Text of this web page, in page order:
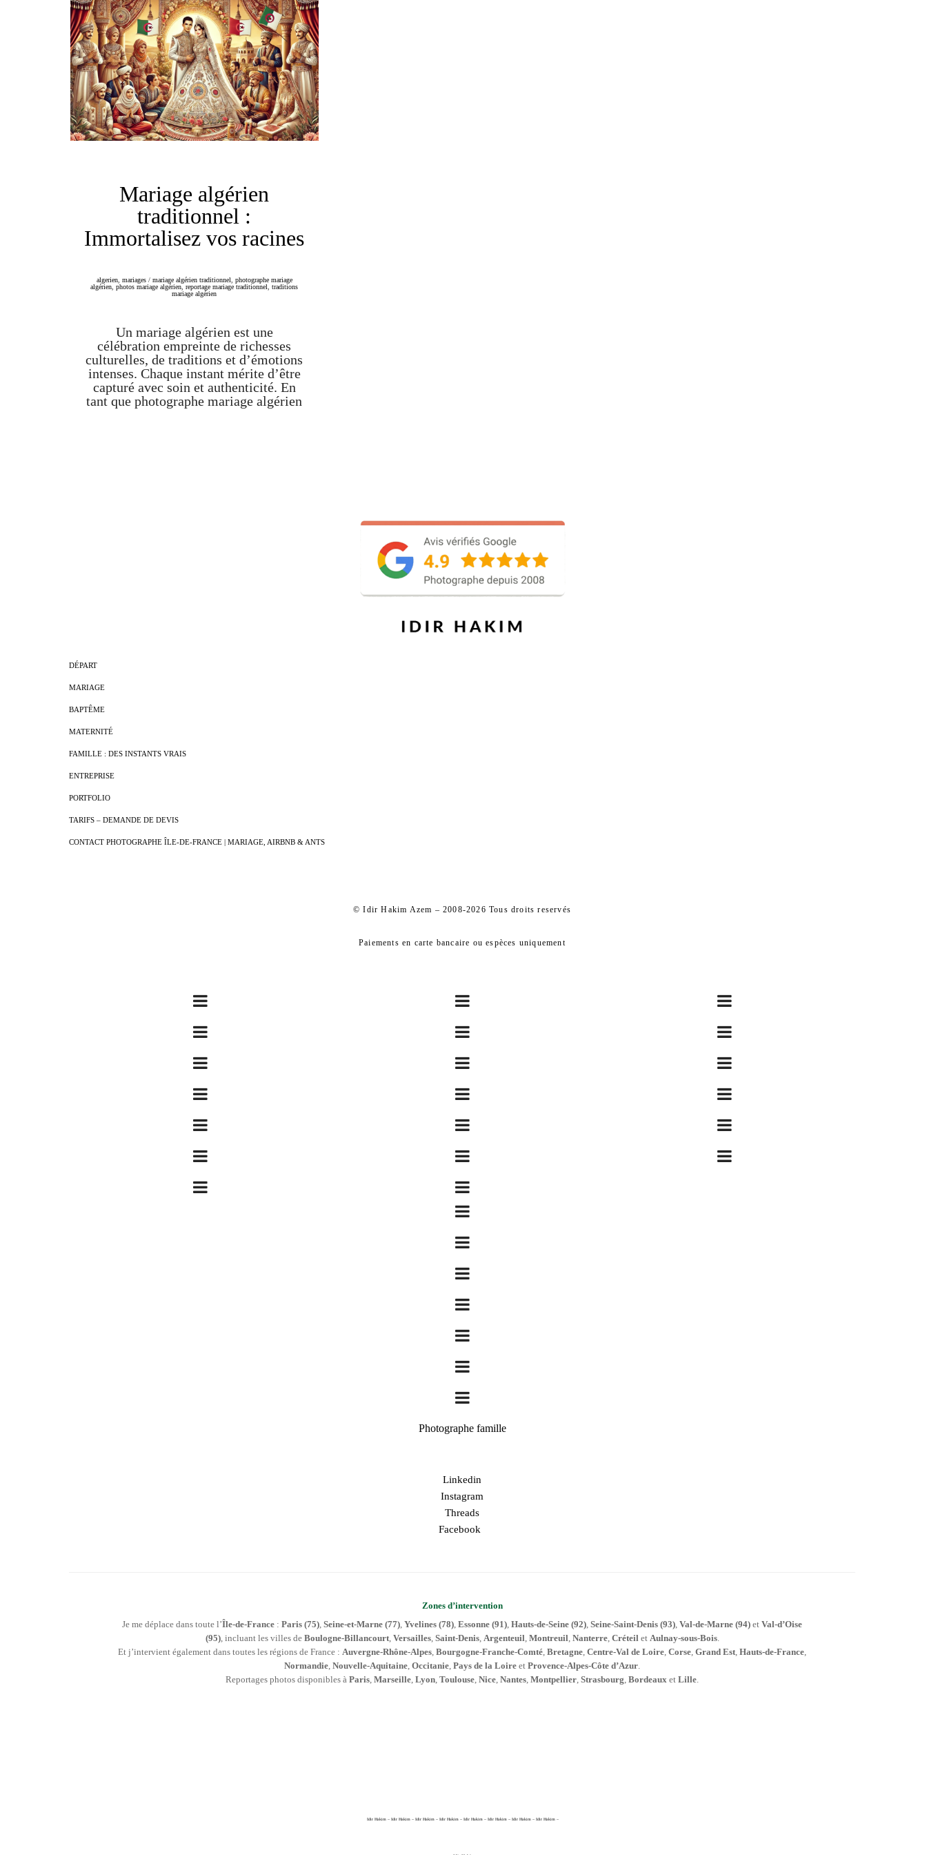
Mariage algérien
traditionnel :
Immortalisez vos racines
algerien, mariages / mariage algérien traditionnel
photographe mariage
algérien ,photos mariage algérien ,reportage mariage traditionnel ,traditions
mariage algérien
Un mariage algérien est une
célébration empreinte de richesses
culturelles, de traditions et d’émotions
intenses. Chaque instant mérite d’être
capturé avec soin et authenticité. En
tant que photographe mariage algérien
DÉPART
MARIAGE
BAPTÊME
MATERNITÉ
FAMILLE : DES INSTANTS VRAIS
ENTREPRISE
PORTFOLIO
TARIFS – DEMANDE DE DEVIS
CONTACT PHOTOGRAPHE ÎLE-DE-FRANCE | MARIAGE, AIRBNB & ANTS
© Idir Hakim Azem – 2008-2026 Tous droits reservés
Paiements en carte bancaire ou espèces uniquement
Photographe famille
Linkedin
Instagram
Threads
Facebook
Zones d’intervention
Je me déplace dans toute l’Île-de-France : Paris (75), Seine-et-Marne (77), Yvelines (78), Essonne (91), Hauts-de-Seine (92), Seine-Saint-Denis (93), Val-de-Marne (94) et Val-d’Oise
(95), incluant les villes de Boulogne-Billancourt, Versailles, Saint-Denis, Argenteuil, Montreuil, Nanterre, Créteilet Aulnay-sous-Bois.
Et j’intervient également dans toutes les régions de France : Auvergne-Rhône-Alpes, Bourgogne-Franche-Comté, Bretagne, Centre-Val de Loire, Corse, Grand Est, Hauts-de-France,
Normandie, Nouvelle-Aquitaine, Occitanie, Pays de la Loire et Provence-Alpes-Côte d’Azur.
Reportages photos disponibles à Paris, Marseille, Lyon, Toulouse, Nice, Nantes, Montpellier, Strasbourg, Bordeaux et Lille.
Idir Hakim – Idir Hakim – Idir Hakim – Idir Hakim – Idir Hakim – Idir Hakim – Idir Hakim – Idir Hakim –